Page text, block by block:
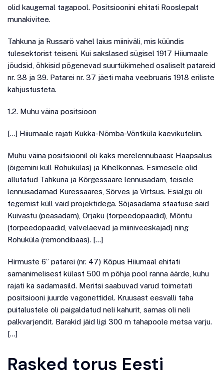
olid kaugemal tagapool. Positsioonini ehitati Rooslepalt
munakivitee.
Tahkuna ja Russarö vahel laius miiniväli, mis küündis
tulesektorist teiseni. Kui sakslased sügisel 1917 Hiiumaale
jõudsid, õhkisid põgenevad suurtükimehed osaliselt patareid
nr. 38 ja 39. Patarei nr. 37 jäeti maha veebruaris 1918 eriliste
kahjustusteta.
1.2. Muhu väina positsioon
[…] Hiiumaale rajati Kukka-Nõmba-Võntküla kaevikuteliin.
Muhu väina positsioonil oli kaks merelennubaasi: Haapsalus
(õigemini küll Rohukülas) ja Kihelkonnas. Esimesele olid
allutatud Tahkuna ja Kõrgessaare lennusadam, teisele
lennusadamad Kuressaares, Sõrves ja Virtsus. Esialgu oli
tegemist küll vaid projektidega. Sõjasadama staatuse said
Kuivastu (peasadam), Orjaku (torpeedopaadid), Mõntu
(torpeedopaadid, valvelaevad ja miiniveeskajad) ning
Rohuküla (remondibaas). […]
Hirmuste 6” patarei (nr. 47) Kõpus Hiiumaal ehitati
samanimelisest külast 500 m põhja pool ranna äärde, kuhu
rajati ka sadamasild. Meritsi saabuvad varud toimetati
positsiooni juurde vagonettidel. Kruusast eesvalli taha
puitalustele oli paigaldatud neli kahurit, samas oli neli
palkvarjendit. Barakid jäid ligi 300 m tahapoole metsa varju.
[…]
Rasked torus Eesti